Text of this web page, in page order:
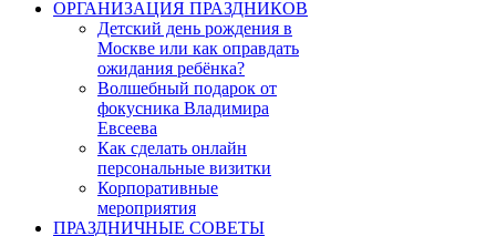
ОРГАНИЗАЦИЯ ПРАЗДНИКОВ
Детский день рождения в
Москве или как оправдать
ожидания ребёнка?
Волшебный подарок от
фокусника Владимира
Евсеева
Как сделать онлайн
персональные визитки
Корпоративные
мероприятия
ПРАЗДНИЧНЫЕ СОВЕТЫ